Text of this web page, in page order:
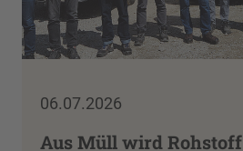
06.07.2026
Aus Müll wird Rohstoff